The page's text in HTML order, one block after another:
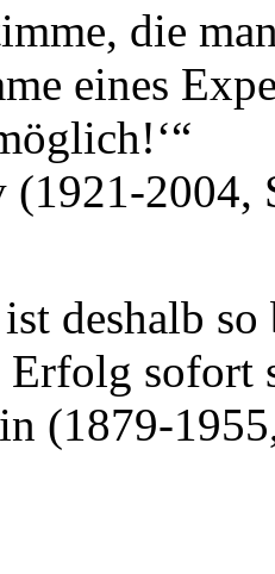
die
eines
(1921-2004,
deshalb
sofort
(1879-